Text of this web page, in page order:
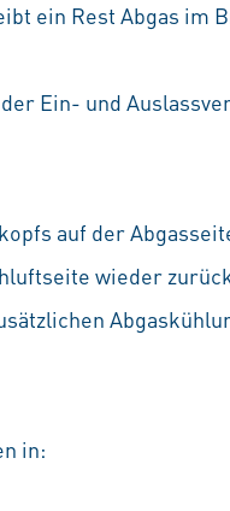
ein Rest Abgas im
Ein- und
auf der
wieder
in: